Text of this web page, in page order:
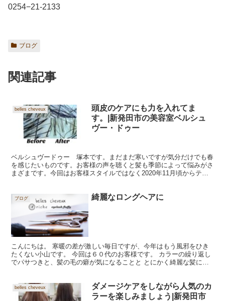
0254−21-2133
ブログ
関連記事
belles cheveux
頭皮のケアにも力を入れてま
す。|新発田市の美容室ベルシュ
ヴー・ドゥー
ベルシュヴードゥー 塚本です。まだまだ寒いですが気分だけでも春
を感じたいものです。お客様の声を聴くと髪も季節によって悩みがさ
まざまです。今回はお客様スタイルではなく2020年11月頃からテス
ブログ 綺麗なロングヘアに
こんにちは。 寒暖の差が激しい毎日ですが、今年はもう風邪をひき
たくない小山です。 今回は６０代のお客様です。 カラーの繰り返し
でパサつきと、髪の毛の癖が気になることと とにかく綺麗な髪にな
belles cheveux
ダメージケアをしながら人気のカ
ラーを楽しみましょう|新発田市